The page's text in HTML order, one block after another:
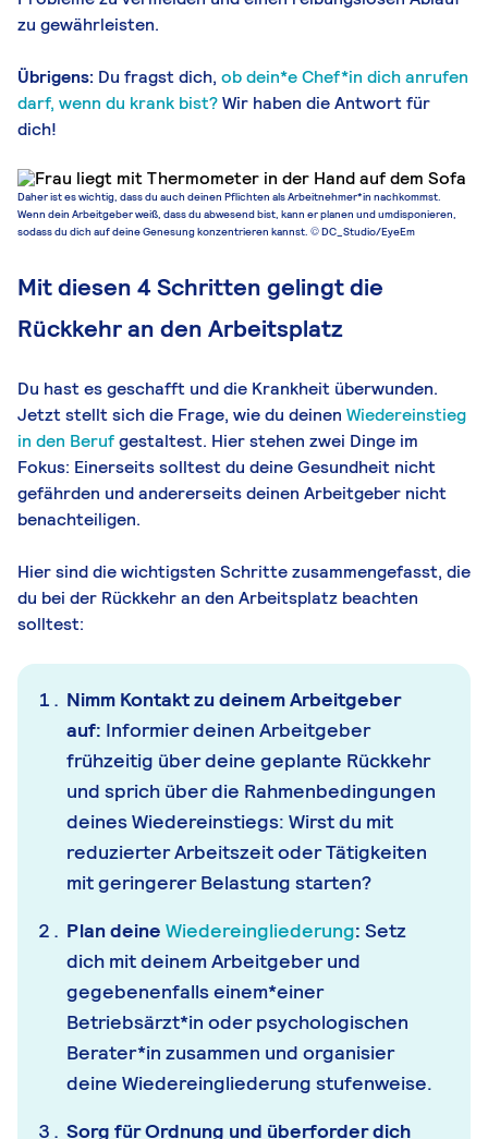
zu gewährleisten.
Übrigens: Du fragst dich, ob dein*e Chef*in dich anrufen
darf, wenn du krank bist?Wir haben die Antwort für
dich!
Daher ist es wichtig, dass du auch deinen Pflichten als Arbeitnehmer*in nachkommst.
Wenn dein Arbeitgeber weiß, dass du abwesend bist, kann er planen und umdisponieren,
sodass du dich auf deine Genesung konzentrieren kannst. © DC_Studio/EyeEm
Mit diesen 4 Schritten gelingt die
Rückkehr an den Arbeitsplatz
Du hast es geschafft und die Krankheit überwunden.
Jetzt stellt sich die Frage, wie du deinen Wiedereinstieg
in den Berufgestaltest. Hier stehen zwei Dinge im
Fokus: Einerseits solltest du deine Gesundheit nicht
gefährden und andererseits deinen Arbeitgeber nicht
benachteiligen.
Hier sind die wichtigsten Schritte zusammengefasst, die
du bei der Rückkehr an den Arbeitsplatz beachten
solltest:
Nimm Kontakt zu deinem Arbeitgeber
auf: Informier deinen Arbeitgeber
frühzeitig über deine geplante Rückkehr
und sprich über die Rahmenbedingungen
deines Wiedereinstiegs: Wirst du mit
reduzierter Arbeitszeit oder Tätigkeiten
mit geringerer Belastung starten?
Plan deine Wiedereingliederung: Setz
dich mit deinem Arbeitgeber und
gegebenenfalls einem*einer
Betriebsärzt*in oder psychologischen
Berater*in zusammen und organisier
deine Wiedereingliederung stufenweise.
Sorg für Ordnung und überforder dich